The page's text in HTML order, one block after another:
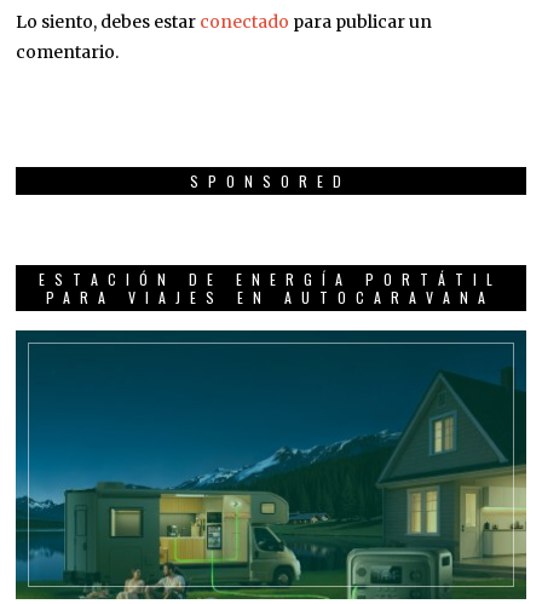
Lo siento, debes estar conectado para publicar un
comentario.
SPONSORED
ESTACIÓN DE ENERGÍA PORTÁTIL
PARA VIAJES EN AUTOCARAVANA